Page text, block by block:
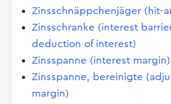
Zinsschnäppchenjäger (hit-
Zinsschranke (interest
deduction of interest)
Zinsspanne (interest margin)
Zinsspanne, bereinigte
margin)